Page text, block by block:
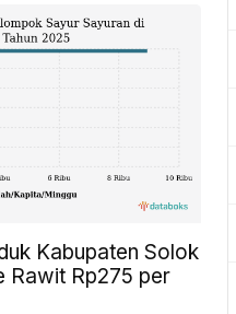
Kabupaten Solok
Rawit Rp275 per